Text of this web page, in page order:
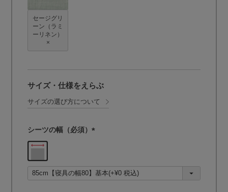
セージグリ
ーン（ラミ
ーリネン）
×
サイズ・仕様をえらぶ
サイズの選び方について
シーツの幅（必須）
須
)